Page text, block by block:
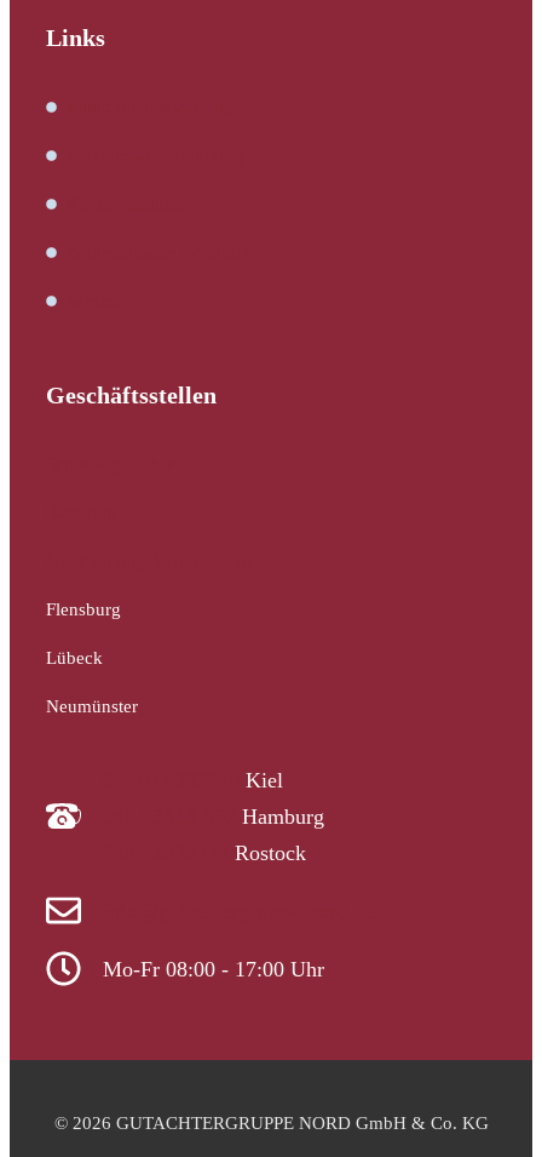
Links
Geschäftsstellen
Flensburg
Lübeck
Neumünster
Kiel
Hamburg
Rostock
Mo-Fr 08:00 - 17:00 Uhr
© 2026 GUTACHTERGRUPPE NORD GmbH & Co. KG